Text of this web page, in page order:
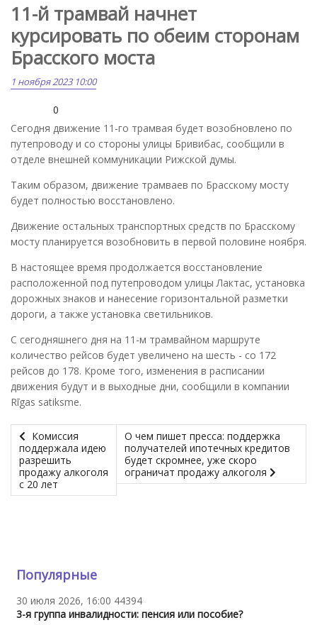
11-й трамвай начнет
курсировать по обеим сторонам
Брасского моста
1 ноября 2023 10:00
0
Сегодня движение 11-го трамвая будет возобновлено по
путепроводу и со стороны улицы Бривибас, сообщили в
отделе внешней коммуникации Рижской думы.
Таким образом, движение трамваев по Брасскому мосту
будет полностью восстановлено.
Движение остальных транспортных средств по Брасскому
мосту планируется возобновить в первой половине ноября.
В настоящее время продолжается восстановление
расположенной под путепроводом улицы Лактас, установка
дорожных знаков и нанесение горизонтальной разметки
дороги, а также установка светильников.
С сегодняшнего дня на 11-м трамвайном маршруте
количество рейсов будет увеличено на шесть - со 172
рейсов до 178. Кроме того, изменения в расписании
движения будут и в выходные дни, сообщили в компании
Rīgas satiksme.
Комиссия
поддержала идею
разрешить
продажу алкоголя
с 20 лет
О чем пишет пресса: поддержка
получателей ипотечных кредитов
будет скромнее, уже скоро
ограничат продажу алкоголя
Популярные
30 июля 2026, 16:00 44394
3-я группа инвалидности: пенсия или пособие?